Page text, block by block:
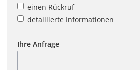
einen Rückruf
detaillierte Informationen
Ihre Anfrage